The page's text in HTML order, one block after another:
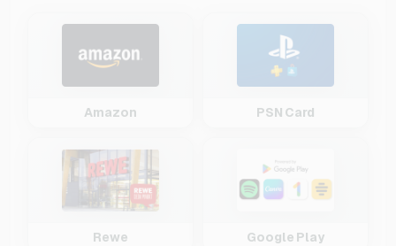
Amazon PSN Card
Rewe Google Play